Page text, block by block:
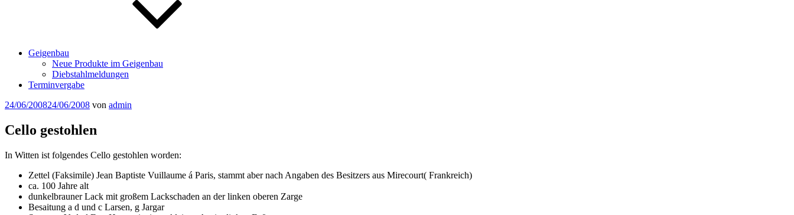
Geigenbau
Neue Produkte im Geigenbau
Diebstahlmeldungen
Terminvergabe
Veröffentlicht
24/06/200824/06/2008 von admin
Cello gestohlen
In Witten ist folgendes Cello gestohlen worden:
Zettel (Faksimile) Jean Baptiste Vuillaume á Paris, stammt aber nach Angaben des Besitzers aus Mirecourt( Frankreich)
ca. 100 Jahre alt
dunkelbrauner Lack mit großem Lackschaden an der linken oberen Zarge
Besaitung a d und c Larsen, g Jargar